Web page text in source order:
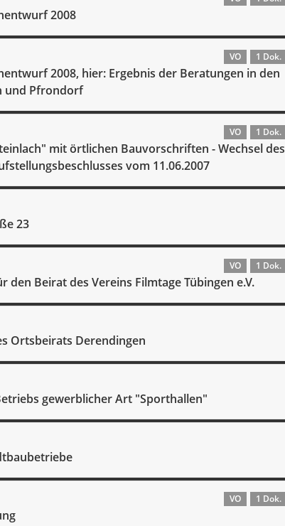
2008
VO 1 Dok.
2008, hier: Ergebnis der Beratungen in den
und Pfrondorf
VO 1 Dok.
mit örtlichen Bauvorschriften - Wechsel des
vom 11.06.2007
23
VO 1 Dok.
Beirat des Vereins Filmtage Tübingen e.V.
Ortsbeirats Derendingen
gewerblicher Art "Sporthallen"
VO 1 Dok.